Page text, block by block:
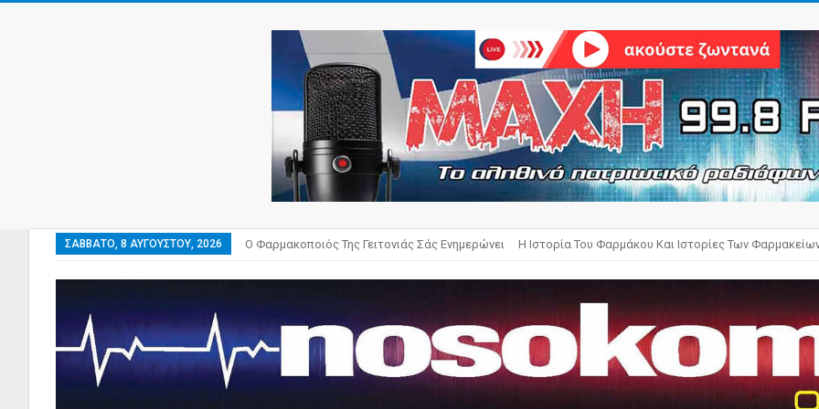
ΣΆΒΒΑΤΟ, 8 ΑΥΓΟΎΣΤΟΥ, 2026 Ο Φαρμακοποιός Της Γειτονιάς Σάς Ενημερώνει Η Ιστορία Του Φαρμάκου Και Ιστορίες Των